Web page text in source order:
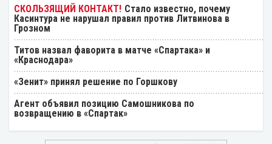
Стало известно, почему
Касинтура не нарушал правил против Литвинова в
Грозном
Титов назвал фаворита в матче «Спартака» и
«Краснодара»
«Зенит» принял решение по Горшкову
Агент объявил позицию Самошникова по
возвращению в «Спартак»